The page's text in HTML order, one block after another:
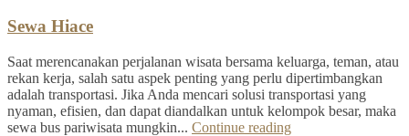
Sewa Hiace
Saat merencanakan perjalanan wisata bersama keluarga, teman, atau
rekan kerja, salah satu aspek penting yang perlu dipertimbangkan
adalah transportasi. Jika Anda mencari solusi transportasi yang
nyaman, efisien, dan dapat diandalkan untuk kelompok besar, maka
sewa bus pariwisata mungkin... Continue reading